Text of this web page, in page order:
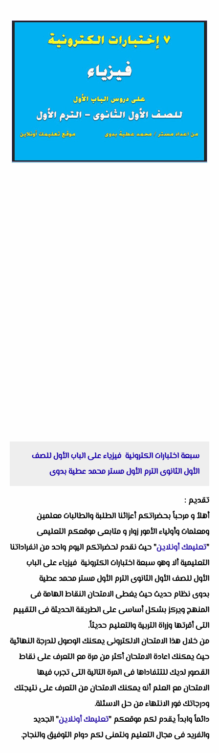
سبعة اختبارات الكترونية فيزياء على الباب الأول للصف
الأول الثانوى الترم الأول مستر محمد عطية بدوى
تقديم :
أهلاُ و مرحباً بحضراتكم أعزائنا الطلبة والطالبات معلمين
ومعلمات وأولياء الأمور زوار و متابعى موقعكم التعليمى
"تعليمك أونلاين" حيث نقدم لحضراتكم اليوم واحد من انفراداتنا
التعليمية ألا وهو سبعة اختبارات الكترونية فيزياء على الباب
الأول للصف الأول الثانوى الترم الأول مستر محمد عطية
بدوى نظام حديث حيث يغطى الامتحان النقاط الهامة فى
المنهج ويركز بشكل أساسى على الطريقة الحديثة فى التقييم
التى أقرتها وزراة التربية والتعليم حديثاً.
من خلال هذا الامتحان الالكترونى يمكنك الوصول للدرجة النهائية
حيث يمكنك اعادة الامتحان أكثر من مرة مع التعرف على نقاط
القصور لديك للتتفاداها فى المرة التالية التى تجرب فيها
الامتحان مع العلم أنه يمكنك الامتحان من التعرف على نتيجتك
ودرجاتك فور الانتهاء من حل الاسئلة.
دائماً وابداً يقدم لكم موقعكم "تعليمك أونلاين" الجديد
والفريد فى مجال التعليم ونتمنى لكم دوام التوفيق والنجاح.